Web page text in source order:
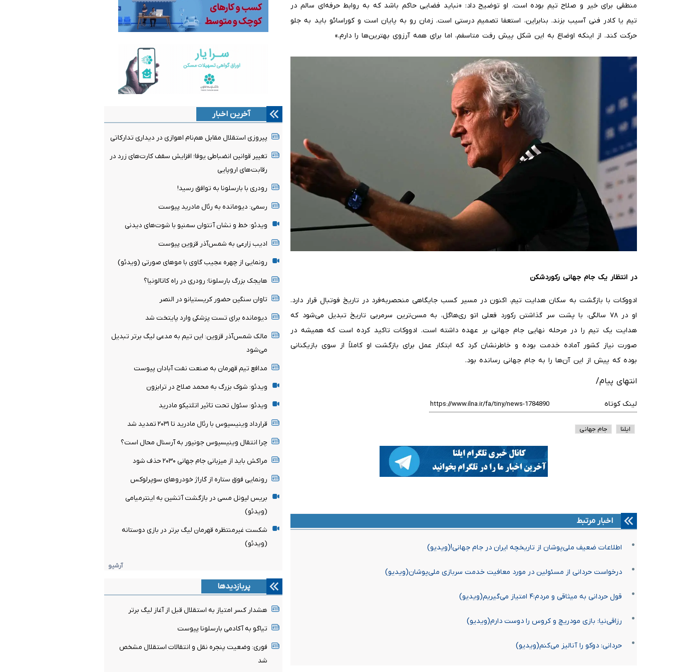
منطقی برای خیر و صلاح تیم بوده است. او توضیح داد: «نباید فضایی حاکم باشد که به روابط حرفه‌ای سالم در
تیم یا کادر فنی آسیب بزند. بنابراین، استعفا تصمیم درستی است. زمان رو به پایان است و کوراسائو باید به جلو
حرکت کند. از اینکه اوضاع به این شکل پیش رفت متاسفم، اما برای همه آرزوی بهترین‌ها را دارم.»
در انتظار یک جام جهانی رکوردشکن
ادووکات با بازگشت به سکان هدایت تیم، اکنون در مسیر کسب جایگاهی منحصر‌به‌فرد در تاریخ فوتبال قرار دارد.
او در ۷۸ سالگی، با پشت سر گذاشتن رکورد فعلی اتو ری‌هاگل، به مسن‌ترین سرمربی تاریخ تبدیل می‌شود که
هدایت یک تیم را در مرحله نهایی جام جهانی بر عهده داشته است. ادووکات تاکید کرده است که همیشه در
صورت نیاز کشور آماده خدمت بوده و خاطرنشان کرد که ابتکار عمل برای بازگشت او کاملاً از سوی بازیکنانی
بوده که پیش از این آن‌ها را به جام جهانی رسانده بود.
انتهای پیام/
لینک کوتاه
ایلنا جام جهانی
اخبار مرتبط
اطلاعات ضعیف ملی‌پوشان از تاریخچه ایران در جام جهانی!(ویدیو)
درخواست حردانی از مسئولین در مورد معافیت خدمت سربازی ملی‌پوشان(ویدیو)
قول حردانی به میثاقی و مردم:۴ امتیاز می‌گیریم(ویدیو)
رزاقی‌نیا: بازی مودریچ و کروس را دوست دارم(ویدیو)
حردانی: دوکو را آنالیز می‌کنم(ویدیو)
آخرین اخبار
پیروزی استقلال مقابل هم‌نام اهوازی در دیداری تدارکاتی
تغییر قوانین انضباطی یوفا؛ افزایش سقف کارت‌های زرد در
رقابت‌های اروپایی
رودری با بارسلونا به توافق رسید!
رسمی: دیومانده به رئال مادرید پیوست
ویدئو: خط و نشان آنتوان سمنیو با شوت‌های دیدنی
ادیب زارعی به شمس‌آذر قزوین پیوست
رونمایی از چهره عجیب گاوی با موهای صورتی (ویدئو)
هایجک بزرگ بارسلونا؛ رودری در راه کاتالونیا؟
تاوان سنگین حضور کریستیانو در النصر
دیومانده برای تست پزشکی وارد پایتخت شد
مالک شمس‌آذر قزوین: این تیم به مدعی لیگ برتر تبدیل
می‌شود
مدافع تیم قهرمان به صنعت نفت آبادان پیوست
ویدئو: شوک بزرگ به محمد صلاح در ترابزون
ویدئو: سئول تحت تاثیر اتلتیکو مادرید
قرارداد وینیسیوس با رئال مادرید تا ۲۰۳۱ تمدید شد
چرا انتقال وینیسیوس جونیور به آرسنال محال است؟
مراکش باید از میزبانی جام جهانی ۲۰۳۰ حذف شود
رونمایی فوق ستاره از گاراژ خودروهای سوپرلوکس
بریس لیونل مسی در بازگشت آتشین به اینترمیامی
(ویدئو)
شکست غیرمنتظره قهرمان لیگ برتر در بازی دوستانه
(ویدئو)
آرشیو
پربازدیدها
هشدار کسر امتیاز به استقلال قبل از آغاز لیگ برتر
تیاگو به آکادمی بارسلونا پیوست
فوری: وضعیت پنجره نقل و انتقالات استقلال مشخص
شد